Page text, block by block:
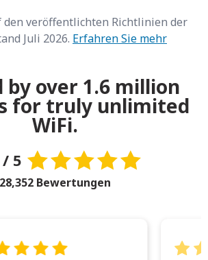
veröffentlichten Richtlinien der
Juli 2026. Erfahren Sie mehr
by over 1.6 million
for truly unlimited
WiFi.
5
28,352 Bewertungen